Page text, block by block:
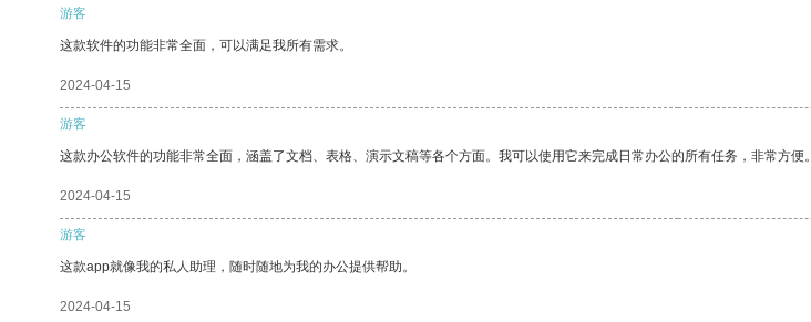
游客
这款软件的功能非常全面，可以满足我所有需求。
2024-04-15
游客
这款办公软件的功能非常全面，涵盖了文档、表格、演示文稿等各个方面。我可以使用它来完成日常办公的所有任务，非常方便。
2024-04-15
游客
这款app就像我的私人助理，随时随地为我的办公提供帮助。
2024-04-15